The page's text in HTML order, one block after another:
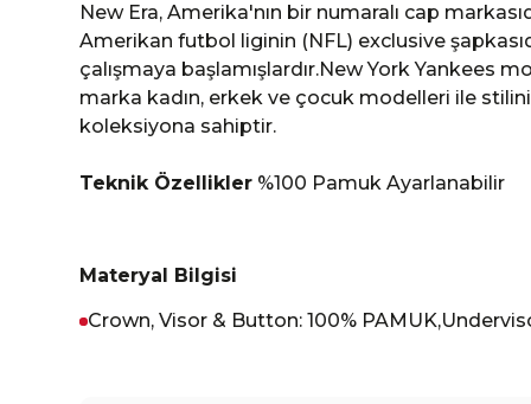
New Era, Amerika'nın bir numaralı cap
Amerikan futbol liginin (NFL) exclusive
çalışmaya başlamışlardır.New York Yankees
marka kadın, erkek ve çocuk modelleri ile
koleksiyona sahiptir.
Teknik Özellikler %100 Pamuk Ayarlanabilir
Materyal Bilgisi
Crown, Visor & Button: 100%